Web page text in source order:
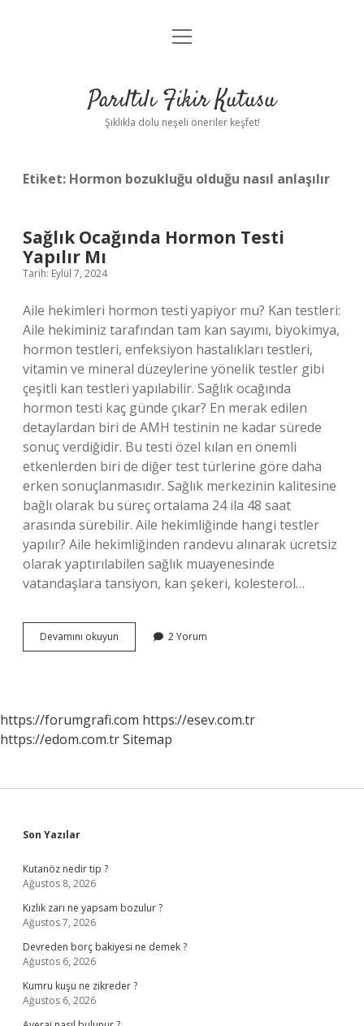
Anasayfa
Yasal Uyarı
menüyü
Parıltılı Fikir Kutusu
Şıklıkla dolu neşeli öneriler keşfet!
Etiket: Hormon bozukluğu olduğu nasıl anlaşılır
Sağlık Ocağında Hormon Testi
Yapılır Mı
Tarih: Eylül 7, 2024
Aile hekimleri hormon testi yapiyor mu? Kan testleri:
Aile hekiminiz tarafından tam kan sayımı, biyokimya,
hormon testleri, enfeksiyon hastalıkları testleri,
vitamin ve mineral düzeylerine yönelik testler gibi
çeşitli kan testleri yapılabilir. Sağlık ocağında
hormon testi kaç günde çıkar? En merak edilen
detaylardan biri de AMH testinin ne kadar sürede
sonuç verdiğidir. Bu testi özel kılan en önemli
etkenlerden biri de diğer test türlerine göre daha
erken sonuçlanmasıdır. Sağlık merkezinin kalitesine
bağlı olarak bu süreç ortalama 24 ila 48 saat
arasında sürebilir. Aile hekimliğinde hangi testler
yapılır? Aile hekimliğinden randevu alınarak ücretsiz
olarak yaptırılabilen sağlık muayenesinde
vatandaşlara tansiyon, kan şekeri, kolesterol…
Devamını okuyun
Ocağında
2 Yorum
https://forumgrafi.com https://esev.com.tr
https://edom.com.trSitemap
Sidebar
Son Yazılar
Kutanöz nedir tip ?
Ağustos 8, 2026
Kızlık zarı ne yapsam bozulur ?
Ağustos 7, 2026
Devreden borç bakiyesi ne demek ?
Ağustos 6, 2026
Kumru kuşu ne zikreder ?
Ağustos 6, 2026